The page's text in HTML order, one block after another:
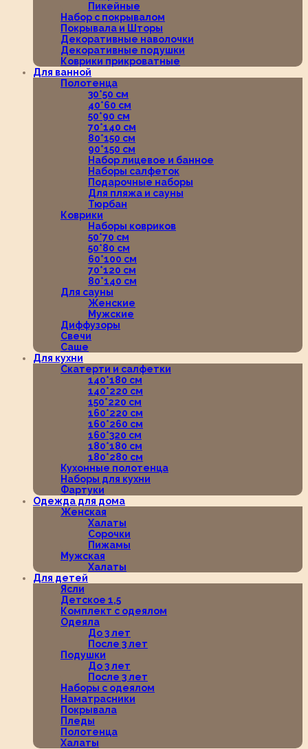
Пикейные
Набор с покрывалом
Покрывала и Шторы
Декоративные наволочки
Декоративные подушки
Коврики прикроватные
Для ванной
Полотенца
30*50 см
40*60 см
50*90 см
70*140 см
80*150 см
90*150 см
Набор лицевое и банное
Наборы салфеток
Подарочные наборы
Для пляжа и сауны
Тюрбан
Коврики
Наборы ковриков
50*70 см
50*80 см
60*100 см
70*120 см
80*140 см
Для сауны
Женские
Мужские
Диффузоры
Свечи
Саше
Для кухни
Скатерти и салфетки
140*180 см
140*220 см
150*220 см
160*220 см
160*260 см
160*320 см
180*180 см
180*280 см
Кухонные полотенца
Наборы для кухни
Фартуки
Одежда для дома
Женская
Халаты
Сорочки
Пижамы
Мужская
Халаты
Для детей
Ясли
Детское 1,5
Комплект с одеялом
Одеяла
До 3 лет
После 3 лет
Подушки
До 3 лет
После 3 лет
Наборы с одеялом
Наматрасники
Покрывала
Пледы
Полотенца
Халаты